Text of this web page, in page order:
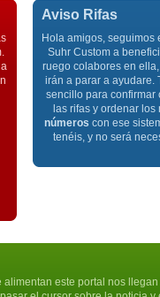
Aviso Rifas
Hola amigos, seguimos
Suhr Custom a
ruego colabores en
irán a parar a ayudare.
sencillo para confirmar
las rifas y ordenar
números con ese
tenéis, y no será
este portal nos llegan